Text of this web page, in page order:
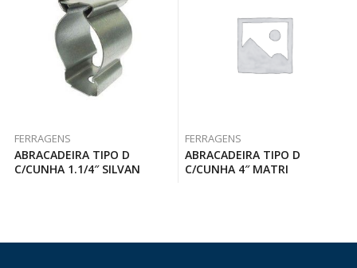
FERRAGENS
ABRACADEIRA TIPO D
C/CUNHA 1.1/4″ SILVAN
FERRAGENS
ABRACADEIRA TIPO D
C/CUNHA 4″ MATRI